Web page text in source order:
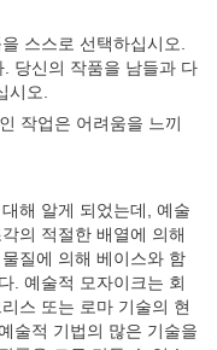
스스로 선택하십시오.
당신의 작품을 남들과 다
시오.
작업은 어려움을 느끼
해 알게 되었는데, 예술
의 적절한 배열에 의해
질에 의해 베이스와 함
. 예술적 모자이크는 회
스 또는 로마 기술의 현
술적 기법의 많은 기술을